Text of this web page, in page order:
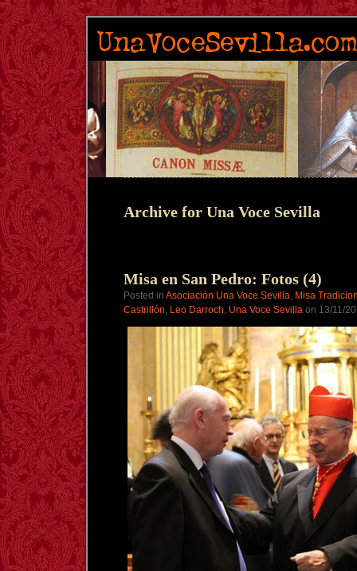
Archive for Una Voce Sevilla
Misa en San Pedro: Fotos (4)
Posted in Asociación Una Voce Sevilla, Misa
Castrillón, Leo Darroch, Una Voce Sevilla on 13/11/